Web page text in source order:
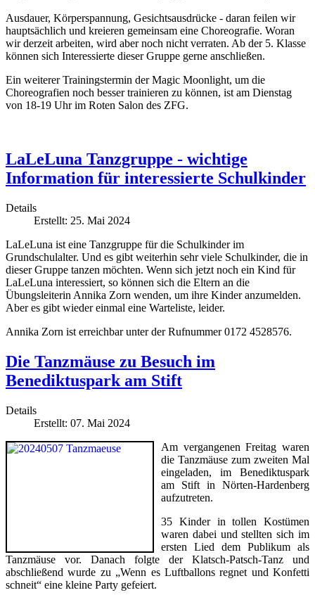
Ausdauer, Körperspannung, Gesichtsausdrücke - daran feilen wir
hauptsächlich und kreieren gemeinsam eine Choreografie. Woran
wir derzeit arbeiten, wird aber noch nicht verraten. Ab der 5. Klasse
können sich Interessierte dieser Gruppe gerne anschließen.
Ein weiterer Trainingstermin der Magic Moonlight, um die
Choreografien noch besser trainieren zu können, ist am Dienstag
von 18-19 Uhr im Roten Salon des ZFG.
LaLeLuna Tanzgruppe - wichtige
Information für interessierte Schulkinder
Details
Erstellt: 25. Mai 2024
LaLeLuna ist eine Tanzgruppe für die Schulkinder im
Grundschulalter. Und es gibt weiterhin sehr viele Schulkinder, die in
dieser Gruppe tanzen möchten. Wenn sich jetzt noch ein Kind für
LaLeLuna interessiert, so können sich die Eltern an die
Übungsleiterin Annika Zorn wenden, um ihre Kinder anzumelden.
Aber es gibt wieder einmal eine Warteliste, leider.
Annika Zorn ist erreichbar unter der Rufnummer 0172 4528576.
Die Tanzmäuse zu Besuch im
Benediktuspark am Stift
Details
Erstellt: 07. Mai 2024
Am vergangenen Freitag waren
die Tanzmäuse zum zweiten Mal
eingeladen, im Benediktuspark
am Stift in Nörten-Hardenberg
aufzutreten.
35 Kinder in tollen Kostümen
waren dabei und stellten sich im
ersten Lied dem Publikum als
Tanzmäuse vor. Danach folgte der Klatsch-Patsch-Tanz und
abschließend wurde zu „Wenn es Luftballons regnet und Konfetti
schneit“ eine kleine Party gefeiert.